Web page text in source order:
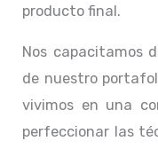
producto final.
Nos capacitamos
de nuestro
vivimos en una
perfeccionar las